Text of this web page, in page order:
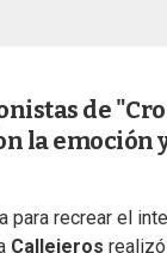
de
la emoción
para recrear el
Callejeros realizó